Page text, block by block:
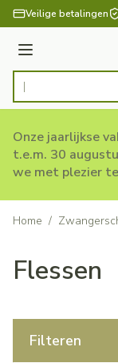
Ga naar de inhoud
Veilige betalingen
Menu
Product, merk,
Onze jaarlijkse
t.e.m. 30
we met plezier
Home /
Flessen
Filteren